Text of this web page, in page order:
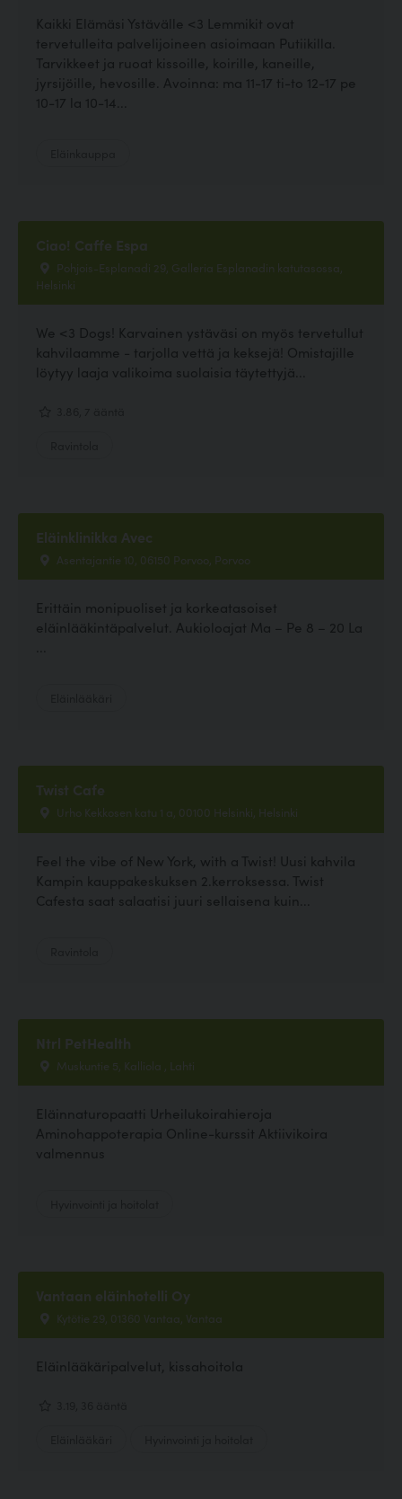
Kaikki Elämäsi Ystävälle <3 Lemmikit ovat
tervetulleita palvelijoineen asioimaan Putiikilla.
Tarvikkeet ja ruoat kissoille, koirille, kaneille,
jyrsijöille, hevosille. Avoinna: ma 11-17 ti-to 12-17 pe
10-17 la 10-14...
Ciao! Caffe Espa
Pohjois-Esplanadi 29, Galleria Esplanadin katutasossa,
Helsinki
We <3 Dogs! Karvainen ystäväsi on myös tervetullut
kahvilaamme - tarjolla vettä ja keksejä! Omistajille
löytyy laaja valikoima suolaisia täytettyjä...
Eläinklinikka Avec
Asentajantie 10, 06150 Porvoo, Porvoo
Erittäin monipuoliset ja korkeatasoiset
eläinlääkintäpalvelut. Aukioloajat Ma – Pe 8 – 20 La
Twist Cafe
Urho Kekkosen katu 1 a, 00100 Helsinki, Helsinki
Feel the vibe of New York, with a Twist! Uusi kahvila
Kampin kauppakeskuksen 2.kerroksessa. Twist
Cafesta saat salaatisi juuri sellaisena kuin...
Ntrl PetHealth
Muskuntie 5, Kalliola , Lahti
Eläinnaturopaatti Urheilukoirahieroja
Aminohappoterapia Online-kurssit Aktiivikoira
valmennus
Vantaan eläinhotelli Oy
Kytötie 29, 01360 Vantaa, Vantaa
Eläinlääkäripalvelut, kissahoitola